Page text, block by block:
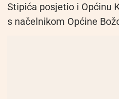
Stipića posjetio i Općinu
s načelnikom Općine